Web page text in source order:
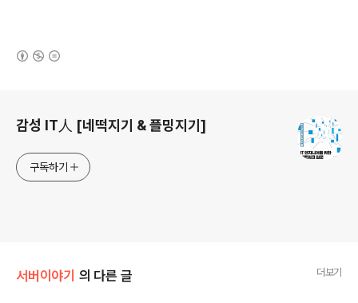
감성 IT人 [네떡지기 & 플밍지기]
구독하기
서버이야기 의 다른 글 더보기